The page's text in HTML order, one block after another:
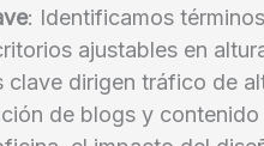
: Identificamos
ajustables en
clave dirigen tráfico de
de blogs y